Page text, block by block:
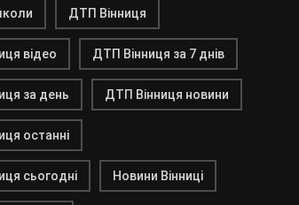
ДТП Вінниця
відео ДТП Вінниця за 7 днів
за день ДТП Вінниця новини
останні
сьогодні Новини Вінниці